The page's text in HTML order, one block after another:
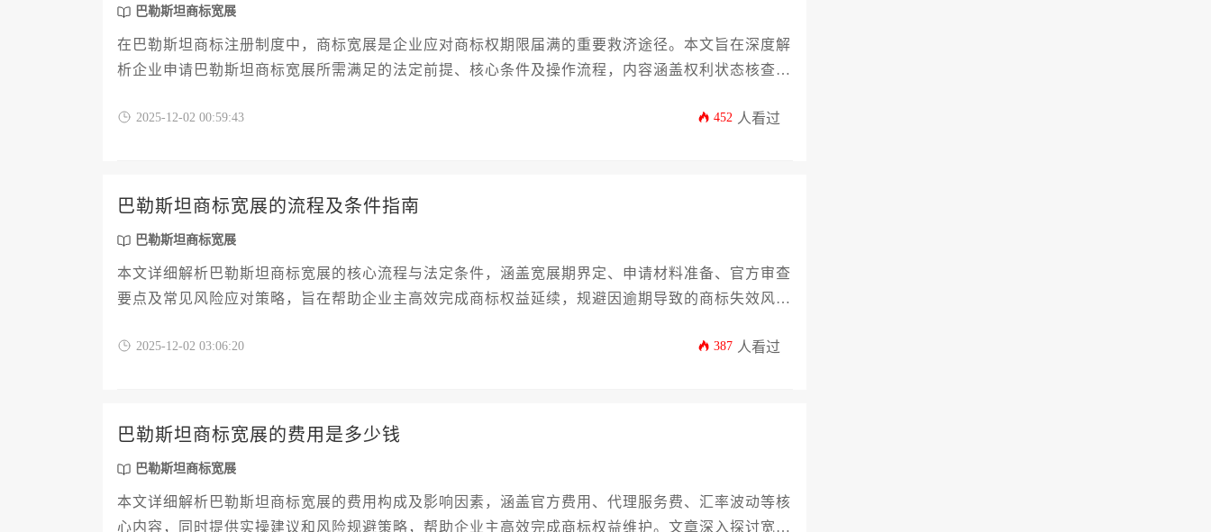
巴勒斯坦商标宽展
在巴勒斯坦商标注册制度中，商标宽展是企业应对商标权期限届满的重要救济途径。本文旨在深度解
析企业申请巴勒斯坦商标宽展所需满足的法定前提、核心条件及操作流程，内容涵盖权利状态核查、
南，确保品牌权益在巴勒斯坦市场的无缝延续。
2025-12-02 00:59:43 452 人看过
巴勒斯坦商标宽展的流程及条件指南
巴勒斯坦商标宽展
本文详细解析巴勒斯坦商标宽展的核心流程与法定条件，涵盖宽展期界定、申请材料准备、官方审查
要点及常见风险应对策略，旨在帮助企业主高效完成商标权益延续，规避因逾期导致的商标失效风
2025-12-02 03:06:20 387 人看过
巴勒斯坦商标宽展的费用是多少钱
巴勒斯坦商标宽展
本文详细解析巴勒斯坦商标宽展的费用构成及影响因素，涵盖官方费用、代理服务费、汇率波动等核
心内容，同时提供实操建议和风险规避策略，帮助企业主高效完成商标权益维护。文章深入探讨宽展